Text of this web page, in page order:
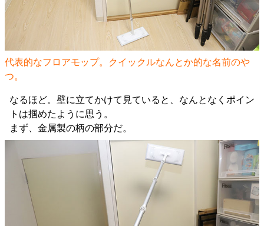
代表的なフロアモップ。クイックルなんとか的な名前のや
つ。
なるほど。壁に立てかけて見ていると、なんとなくポイン
トは掴めたように思う。
まず、金属製の柄の部分だ。